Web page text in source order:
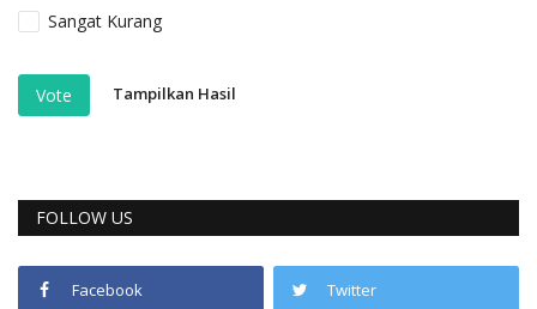
Sangat Kurang
Vote Tampilkan Hasil
FOLLOW US
Facebook Twitter